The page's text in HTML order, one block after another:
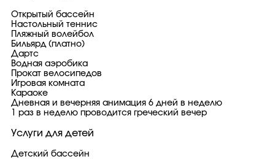
Открытый бассейн
Настольный теннис
Пляжный волейбол
Бильярд (платно)
Дартс
Водная аэробика
Прокат велосипедов
Игровая комната
Караоке
Дневная и вечерняя анимация 6 дней в неделю
1 раз в неделю проводится греческий вечер
Услуги для детей
Детский бассейн